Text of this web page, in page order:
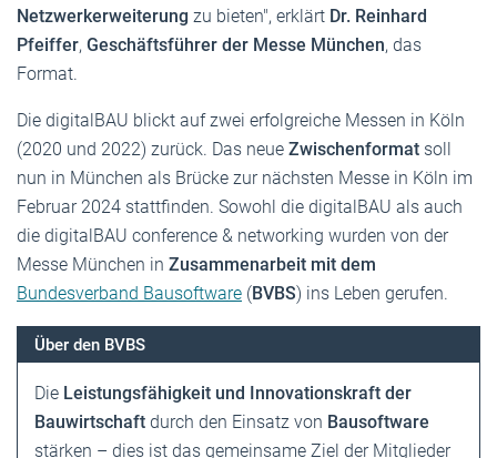
Netzwerkerweiterung zu bieten", erklärt Dr. Reinhard
Pfeiffer, Geschäftsführer der Messe München, das
Format.
Die digitalBAU blickt auf zwei erfolgreiche Messen in Köln
(2020 und 2022) zurück. Das neue Zwischenformat soll
nun in München als Brücke zur nächsten Messe in Köln im
Februar 2024 stattfinden. Sowohl die digitalBAU als auch
die digitalBAU conference & networking wurden von der
Messe München in Zusammenarbeit mit dem
Bundesverband Bausoftware (BVBS) ins Leben gerufen.
Über den BVBS
Die Leistungsfähigkeit und Innovationskraft der
Bauwirtschaft durch den Einsatz von Bausoftware
stärken – dies ist das gemeinsame Ziel der Mitglieder